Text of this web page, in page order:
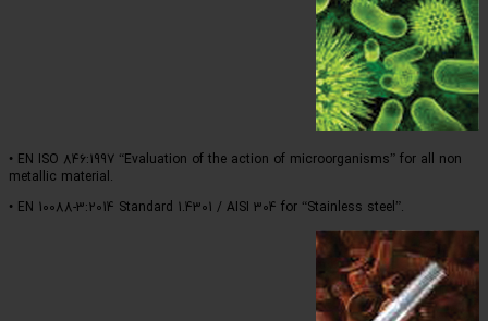
• EN ISO 846:1997 “Evaluation
• EN 10088-3:2014 Standard